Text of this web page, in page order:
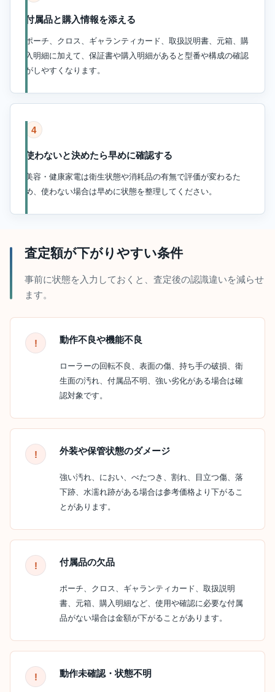
付属品と購入情報を添える
ポーチ、クロス、ギャランティカード、取扱説明書、元箱、購
入明細に加えて、保証書や購入明細があると型番や構成の確認
がしやすくなります。
4
使わないと決めたら早めに確認する
美容・健康家電は衛生状態や消耗品の有無で評価が変わるた
め、使わない場合は早めに状態を整理してください。
査定額が下がりやすい条件
事前に状態を入力しておくと、査定後の認識違いを減らせ
ます。
動作不良や機能不良
ローラーの回転不良、表面の傷、持ち手の破損、衛
生面の汚れ、付属品不明、強い劣化がある場合は確
認対象です。
外装や保管状態のダメージ
強い汚れ、におい、べたつき、割れ、目立つ傷、落
下跡、水濡れ跡がある場合は参考価格より下がるこ
とがあります。
付属品の欠品
ポーチ、クロス、ギャランティカード、取扱説明
書、元箱、購入明細など、使用や確認に必要な付属
品がない場合は金額が下がることがあります。
動作未確認・状態不明